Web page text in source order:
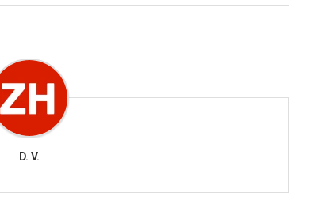
D. V.